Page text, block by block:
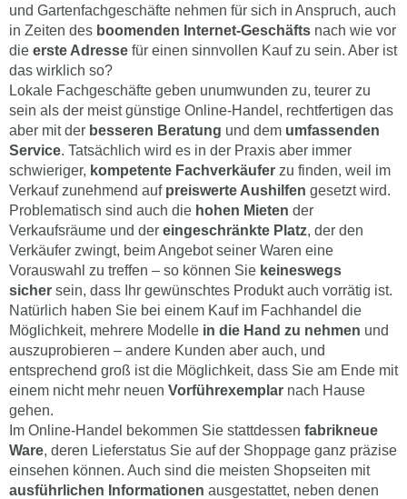
und Gartenfachgeschäfte nehmen für sich in Anspruch, auch
in Zeiten des boomenden Internet-Geschäfts nach wie vor
die erste Adresse für einen sinnvollen Kauf zu sein. Aber ist
das wirklich so?
Lokale Fachgeschäfte geben unumwunden zu, teurer zu
sein als der meist günstige Online-Handel, rechtfertigen das
aber mit der besseren Beratung und dem umfassenden
Service. Tatsächlich wird es in der Praxis aber immer
schwieriger, kompetente Fachverkäufer zu finden, weil im
Verkauf zunehmend auf preiswerte Aushilfen gesetzt wird.
Problematisch sind auch die hohen Mieten der
Verkaufsräume und der eingeschränkte Platz, der den
Verkäufer zwingt, beim Angebot seiner Waren eine
Vorauswahl zu treffen – so können Sie keineswegs
sicher sein, dass Ihr gewünschtes Produkt auch vorrätig ist.
Natürlich haben Sie bei einem Kauf im Fachhandel die
Möglichkeit, mehrere Modelle in die Hand zu nehmen und
auszuprobieren – andere Kunden aber auch, und
entsprechend groß ist die Möglichkeit, dass Sie am Ende mit
einem nicht mehr neuen Vorführexemplar nach Hause
gehen.
Im Online-Handel bekommen Sie stattdessen fabrikneue
Ware, deren Lieferstatus Sie auf der Shoppage ganz präzise
einsehen können. Auch sind die meisten Shopseiten mit
ausführlichen Informationen ausgestattet, neben denen